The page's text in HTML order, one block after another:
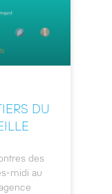
DU
des
midi au